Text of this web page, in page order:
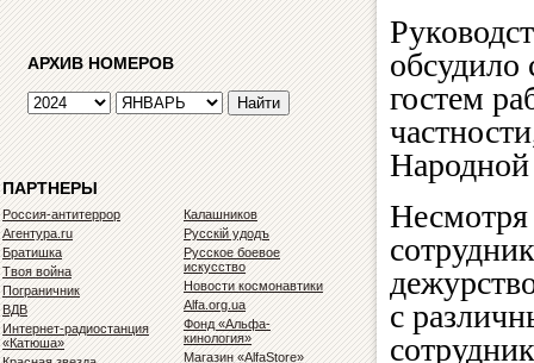
АРХИВ НОМЕРОВ
ПАРТНЕРЫ
Россия-антитеррор
Агентура.ru
Братишка
Твоя война
Пограничник
ВДВ
Интернет-радиостанция
«Катюша»
Калашников
Русскiй удодъ
Русское боевое
искусство
Новости космонавтики
Alfa.org.ua
Фонд «Альфа-
кинология»
Магазин «AlfaStore»
обсудило
гостем
с